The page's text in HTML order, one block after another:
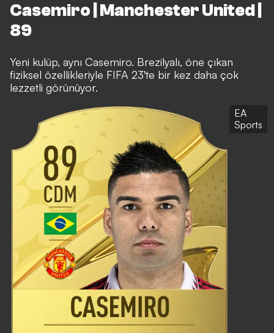
Casemiro | Manchester United |
89
Yeni kulüp, aynı Casemiro. Brezilyalı, öne çıkan
fiziksel özellikleriyle FIFA 23'te bir kez daha çok
lezzetli görünüyor.
EA
Sports